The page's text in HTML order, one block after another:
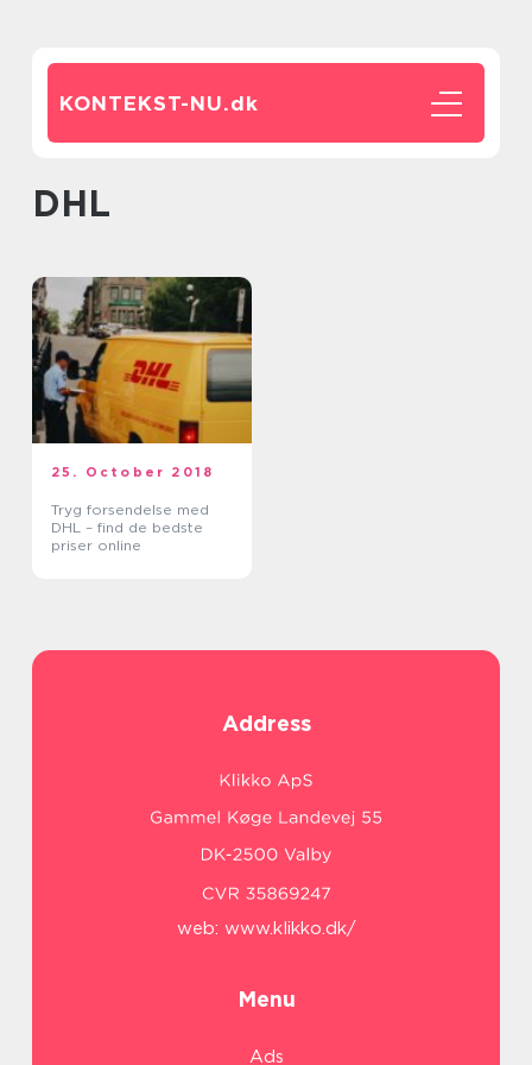
KONTEKST-NU.dk
DHL
25. October 2018
Tryg forsendelse med
DHL – find de bedste
priser online
Address
web: www.klikko.dk/
Menu
Ads